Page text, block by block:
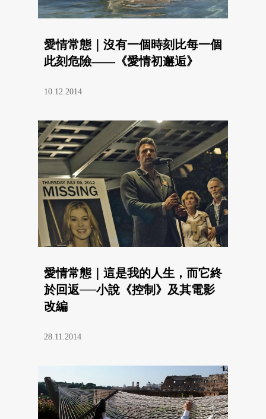
愛情常態｜沒有一個時刻比每一個
此刻危險——《愛情初邂逅》
10.12.2014
愛情常態｜這是我的人生，而它終
於回返──小說《控制》及其電影
改編
28.11.2014